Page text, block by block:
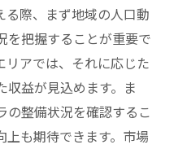
展
功させるための具体
る際、まず地域の人口動
を把握することが重要で
リアでは、それに応じた
収益が見込めます。ま
の整備状況を確認するこ
上も期待できます。市場